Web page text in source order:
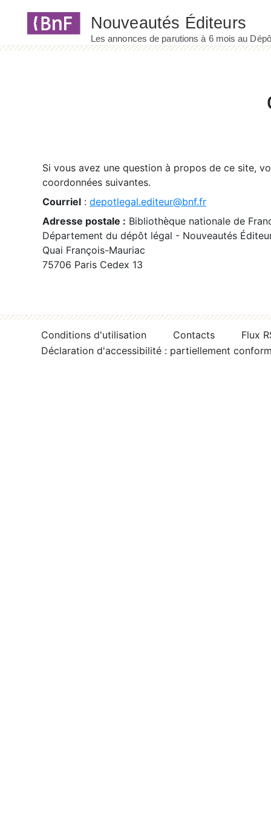
Si vous avez une question à propos de ce site,
coordonnées suivantes.
Courriel : depotlegal.editeur@bnf.fr
Adresse postale : Bibliothèque nationale de
Département du dépôt légal - Nouveautés
Quai François-Mauriac
75706 Paris Cedex 13
Conditions d'utilisation Contacts
Flux
Déclaration d'accessibilité : partiellement